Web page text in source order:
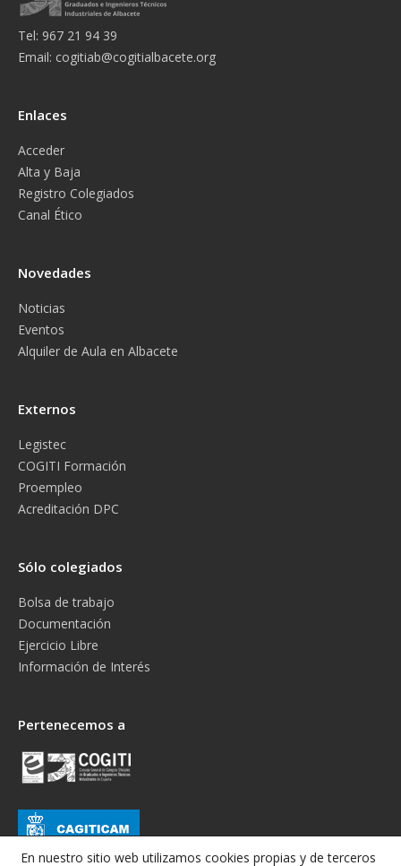
Tel: 967 21 94 39
Email: cogitiab@cogitialbacete.org
Enlaces
Acceder
Alta y Baja
Registro Colegiados
Canal Ético
Novedades
Noticias
Eventos
Alquiler de Aula en Albacete
Externos
Legistec
COGITI Formación
Proempleo
Acreditación DPC
Sólo colegiados
Bolsa de trabajo
Documentación
Ejercicio Libre
Información de Interés
Pertenecemos a
En nuestro sitio web utilizamos cookies propias y de terceros